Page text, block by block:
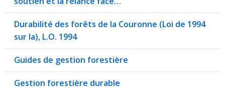
Durabilité des forêts de la Couronne (Loi de 1994
sur la), L.O. 1994
Guides de gestion forestière
Gestion forestière durable